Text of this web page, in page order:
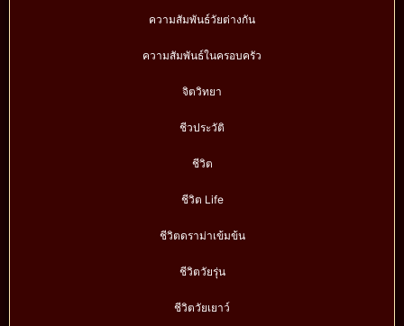
ความสัมพันธ์วัยต่างกัน
ความสัมพันธ์ในครอบครัว
จิตวิทยา
ชีวประวัติ
ชีวิต
ชีวิต Life
ชีวิตดราม่าเข้มข้น
ชีวิตวัยรุ่น
ชีวิตวัยเยาว์